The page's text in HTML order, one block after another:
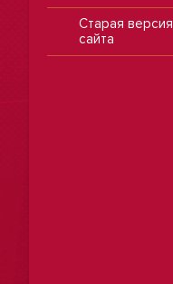
Старая версия
сайта